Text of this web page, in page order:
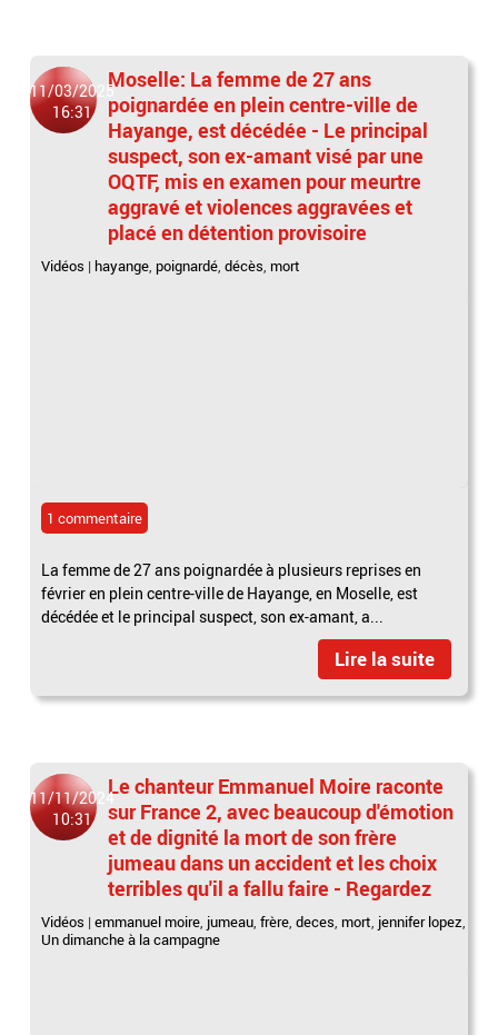
11/03/2025
16:31
Moselle: La femme de 27 ans
poignardée en plein centre-ville de
Hayange, est décédée - Le principal
suspect, son ex-amant visé par une
OQTF, mis en examen pour meurtre
aggravé et violences aggravées et
placé en détention provisoire
Vidéos | hayange, poignardé,décès, mort
1 commentaire
La femme de 27 ans poignardée à plusieurs reprises en
février en plein centre-ville de Hayange, en Moselle, est
décédée et le principal suspect, son ex-amant, a...
Lire la suite
11/11/2024
10:31
Le chanteur Emmanuel Moire raconte
sur France 2, avec beaucoup d'émotion
et de dignité la mort de son frère
jumeau dans un accident et les choix
terribles qu'il a fallu faire - Regardez
Vidéos |emmanuel moire, jumeau,frère,deces, mort, jennifer lopez,
Un dimanche à la campagne